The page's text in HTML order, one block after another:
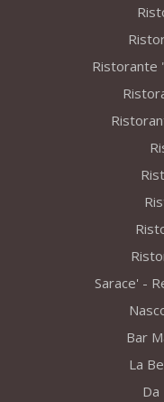
Ristorante
Sarace' -
Bar
La